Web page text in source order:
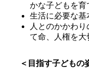
かな子どもを育
生活に必要な基
人とのかかわ
て命、人権を大
＜目指す子どもの